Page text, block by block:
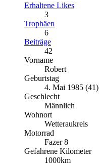
Erhaltene Likes
3
Trophäen
6
Beiträge
42
Vorname
Robert
Geburtstag
4. Mai 1985 (41)
Geschlecht
Männlich
Wohnort
Wetteraukreis
Motorrad
Fazer 8
Gefahrene Kilometer
1000km